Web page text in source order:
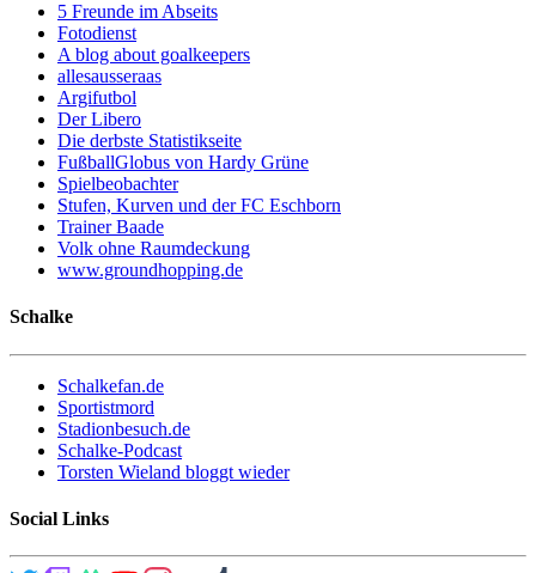
5 Freunde im Abseits
Fotodienst
A blog about goalkeepers
allesausseraas
Argifutbol
Der Libero
Die derbste Statistikseite
FußballGlobus von Hardy Grüne
Spielbeobachter
Stufen, Kurven und der FC Eschborn
Trainer Baade
Volk ohne Raumdeckung
www.groundhopping.de
Schalke
Schalkefan.de
Sportistmord
Stadionbesuch.de
Schalke-Podcast
Torsten Wieland bloggt wieder
Social Links